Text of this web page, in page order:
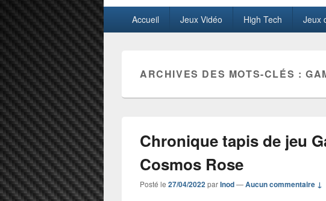
principalAccueil Jeux Vidéo High Tech Jeux
ARCHIVES DES MOTS-CLÉS :
Chronique tapis de jeu
Cosmos Rose
Posté le 27/04/2022parInod—Aucun commentaire ↓